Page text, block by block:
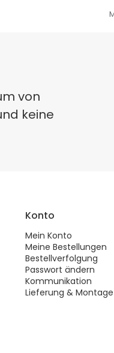
von
keine
Konto
Mein Konto
Meine Bestellungen
Bestellverfolgung
Passwort ändern
Kommunikation
Lieferung & Montage